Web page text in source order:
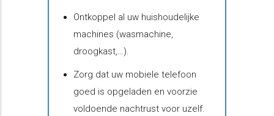
Ontkoppel al uw huishoudelijke
machines (wasmachine,
droogkast,…).
Zorg dat uw mobiele telefoon
goed is opgeladen en voorzie
voldoende nachtrust voor uzelf.